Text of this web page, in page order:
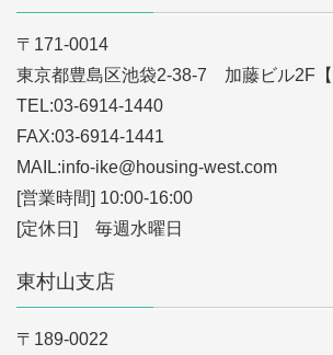
〒171-0014
東京都豊島区池袋2-38-7 加藤ビル2F【
TEL:03-6914-1440
FAX:03-6914-1441
MAIL:info-ike@housing-west.com
[営業時間] 10:00-16:00
[定休日] 毎週水曜日
東村山支店
〒189-0022